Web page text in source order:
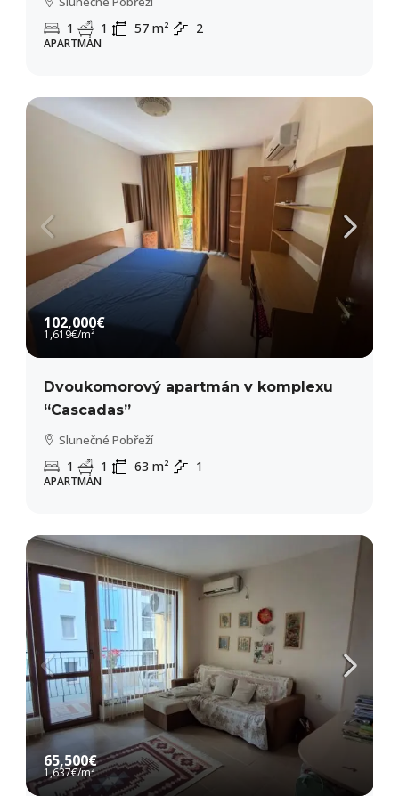
1 1 57 m² 2
APARTMÁN
102,000€
1,619€/m²
Dvoukomorový apartmán v komplexu
“Cascadas”
Slunečné Pobřeží
1 1 63 m² 1
APARTMÁN
65,500€
1,637€/m²